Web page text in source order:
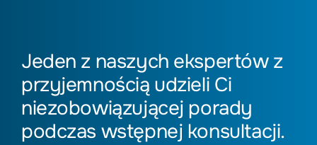
Jeden z naszych ekspertów z
przyjemnością udzieli Ci
niezobowiązującej porady
podczas wstępnej konsultacji.